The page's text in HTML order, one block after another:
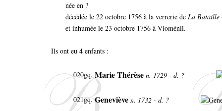
née en ?
décédée le 22 octobre 1756 à la verrerie de La Bataille
et inhumée le 23 octobre 1756 à Vioménil.
Ils ont eu 4 enfants :
020gq. Marie Thérèse n. 1729 - d. ?
021gq. Geneviève n. 1732 - d. ?